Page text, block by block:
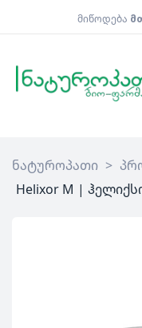
მიწოდება
ნატუროპათი >
Helixor M |